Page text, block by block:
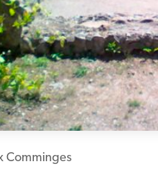
Comminges